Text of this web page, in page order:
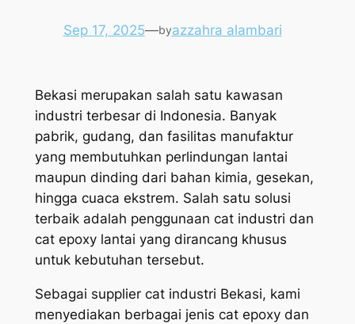
Sep 17, 2025—byazzahra alambari
Bekasi merupakan salah satu kawasan
industri terbesar di Indonesia. Banyak
pabrik, gudang, dan fasilitas manufaktur
yang membutuhkan perlindungan lantai
maupun dinding dari bahan kimia, gesekan,
hingga cuaca ekstrem. Salah satu solusi
terbaik adalah penggunaan cat industri dan
cat epoxy lantai yang dirancang khusus
untuk kebutuhan tersebut.
Sebagai supplier cat industri Bekasi, kami
menyediakan berbagai jenis cat epoxy dan